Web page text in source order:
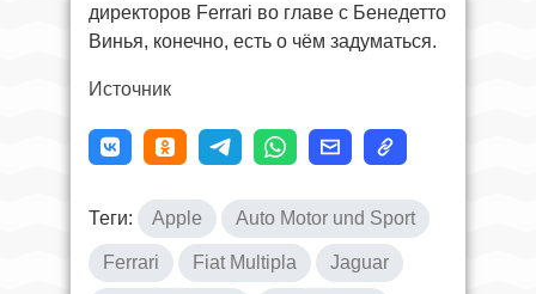
директоров Ferrari во главе с Бенедетто
Винья, конечно, есть о чём задуматься.
Источник
Теги: Apple Auto Motor und Sport
Ferrari Fiat Multipla Jaguar